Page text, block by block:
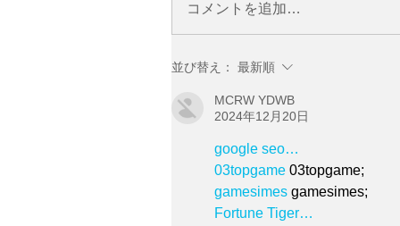
コメントを追加…
並び替え： 最新順
MCRW YDWB
2024年12月20日
google seo…
03topgame 03topgame;
gamesimes gamesimes;
Fortune Tiger…